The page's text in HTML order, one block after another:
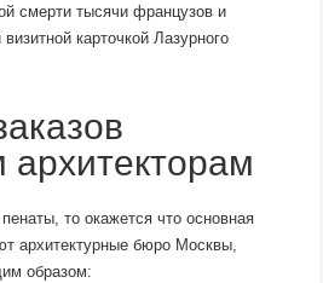
смерти тысячи французов и
карточкой Лазурного
архитекторам
то окажется что основная
архитектурные бюро Москвы,
образом: